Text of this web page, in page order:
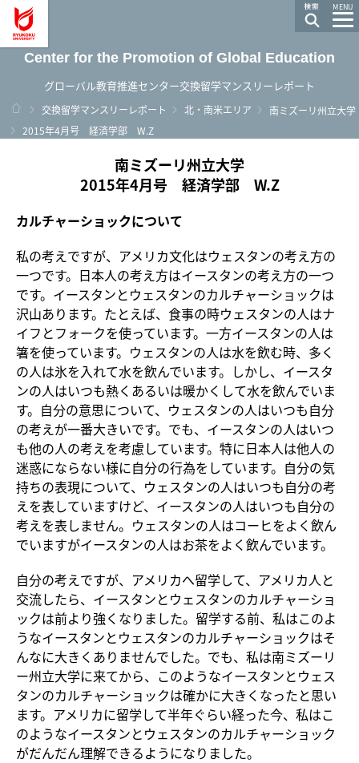
MENU
Center for the Promotion of Global Education
グローバル教育推進センター交換留学マンスリーレポート
ホーム
交換留学マンスリーレポート 北・南米エリア
南ミズーリ州立大学
2015年4月号 経済学部 W.Z
南ミズーリ州立大学
2015年4月号 経済学部 W.Z
カルチャーショックについて
私の考えですが、アメリカ文化はウェスタンの考え方の
一つです。日本人の考え方はイースタンの考え方の一つ
です。イースタンとウェスタンのカルチャーショックは
沢山あります。たとえば、食事の時ウェスタンの人はナ
イフとフォークを使っています。一方イースタンの人は
箸を使っています。ウェスタンの人は水を飲む時、多く
の人は氷を入れて水を飲んでいます。しかし、イースタ
ンの人はいつも熱くあるいは暖かくして水を飲んでいま
す。自分の意思について、ウェスタンの人はいつも自分
の考えが一番大きいです。でも、イースタンの人はいつ
も他の人の考えを考慮しています。特に日本人は他人の
迷惑にならない様に自分の行為をしています。自分の気
持ちの表現について、ウェスタンの人はいつも自分の考
えを表していますけど、イースタンの人はいつも自分の
考えを表しません。ウェスタンの人はコーヒをよく飲ん
でいますがイースタンの人はお茶をよく飲んでいます。
自分の考えですが、アメリカへ留学して、アメリカ人と
交流したら、イースタンとウェスタンのカルチャーショ
ックは前より強くなりました。留学する前、私はこのよ
うなイースタンとウェスタンのカルチャーショックはそ
んなに大きくありませんでした。でも、私は南ミズーリ
ー州立大学に来てから、このようなイースタンとウェス
タンのカルチャーショックは確かに大きくなったと思い
ます。アメリカに留学して半年ぐらい経った今、私はこ
のようなイースタンとウェスタンのカルチャーショック
がだんだん理解できるようになりました。